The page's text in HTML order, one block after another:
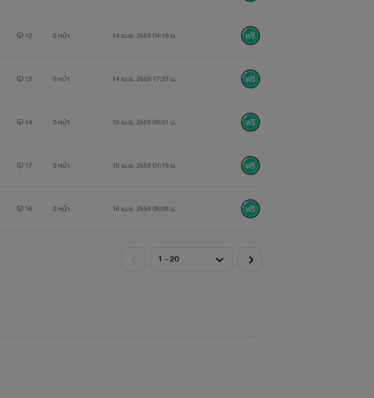
12 0 หน้า 14 เม.ย. 2559 04:19 น.
12 0 หน้า 14 เม.ย. 2559 17:37 น.
14 0 หน้า 15 เม.ย. 2559 09:31 น.
17 0 หน้า 16 เม.ย. 2559 01:19 น.
16 0 หน้า 16 เม.ย. 2559 06:08 น.